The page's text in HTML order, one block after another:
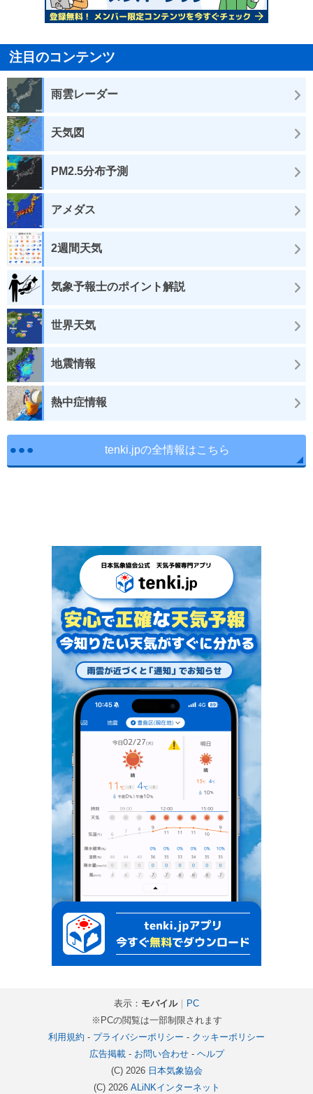
注目のコンテンツ
雨雲レーダー
天気図
PM2.5分布予測
アメダス
2週間天気
気象予報士のポイント解説
世界天気
地震情報
熱中症情報
tenki.jpの全情報はこちら
表示： モバイル｜
PC
※PCの閲覧は一部制限されます
利用規約 - プライバシーポリシー - クッキーポリシー
広告掲載- お問い合わせ- ヘルプ
(C) 2026 日本気象協会
(C) 2026 ALiNKインターネット